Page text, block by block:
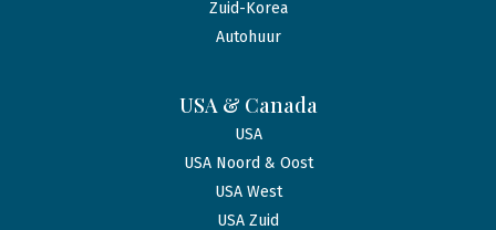
Zuid-Korea
Autohuur
USA & Canada
USA
USA Noord & Oost
USA West
USA Zuid